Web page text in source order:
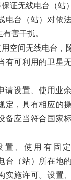
保证无线电台（站
电台（站）对依
害干扰。
空间无线电台，
有可利用的卫星
请设置、使用业
定，具有相应的
备应当符合国家
置、使用有固
台（站）所在地
实施许可。设置